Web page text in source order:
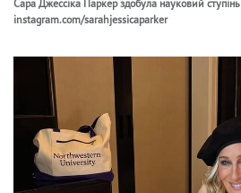
Сара Джессіка Паркер здобула науковий ступінь
instagram.com/sarahjessicaparker